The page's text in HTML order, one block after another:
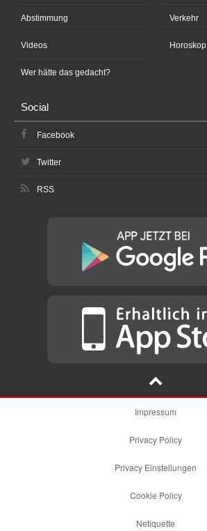
Abstimmung
Videos
Wer hätte das gedacht?
Verkehr
Horoskop
Social
Facebook
Twitter
RSS
Impressum
Privacy Policy
Privacy Einstellungen
Cookie Policy
Netiquette